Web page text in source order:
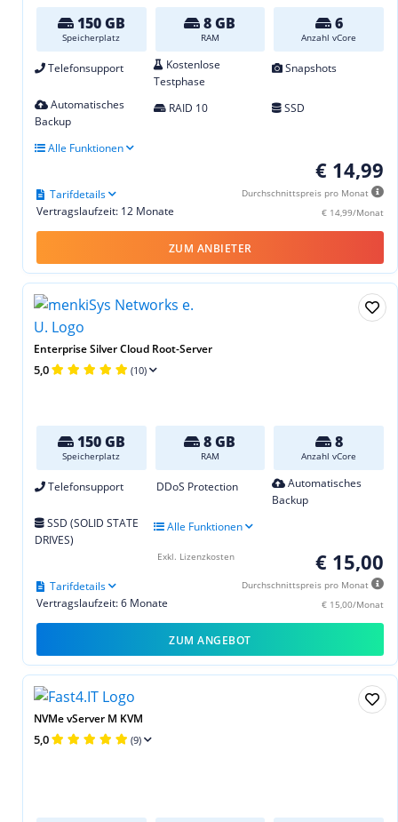
150 GB
Speicherplatz
8 GB
RAM
6
Anzahl vCore
Telefonsupport
Kostenlose
Testphase
Snapshots
Automatisches
Backup
RAID 10 SSD
Alle Funktionen
€ 14,99
Durchschnittspreis pro Monat
€ 14,99/Monat
Vertragslaufzeit: 12 Monate
Tarifdetails
ZUM ANBIETER
Enterprise Silver Cloud Root-Server
5,0 (10)
150 GB
Speicherplatz
8 GB
RAM
8
Anzahl vCore
Telefonsupport DDoS Protection
Automatisches
Backup
SSD (SOLID STATE
DRIVES)
Alle Funktionen
€ 15,00
Durchschnittspreis pro Monat
€ 15,00/Monat
Vertragslaufzeit: 6 Monate
Tarifdetails
Exkl. Lizenzkosten
ZUM ANGEBOT
NVMe vServer M KVM
5,0 (9)